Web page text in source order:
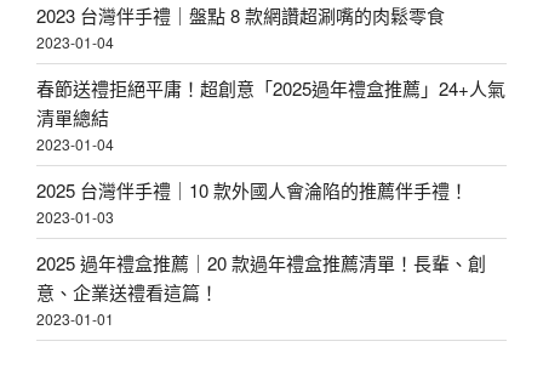
2023 台灣伴手禮｜盤點 8 款網讚超涮嘴的肉鬆零食
2023-01-04
春節送禮拒絕平庸！超創意「2025過年禮盒推薦」24+人氣
清單總結
2023-01-04
2025 台灣伴手禮｜10 款外國人會淪陷的推薦伴手禮！
2023-01-03
2025 過年禮盒推薦｜20 款過年禮盒推薦清單！長輩、創
意、企業送禮看這篇！
2023-01-01